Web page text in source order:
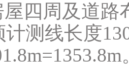
四周及道路
测线长度